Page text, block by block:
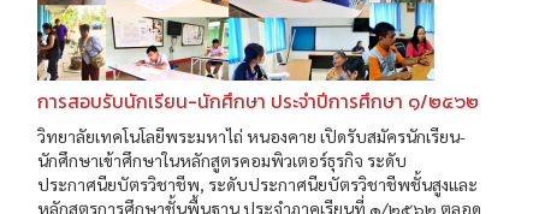
การสอบรับนักเรียน-นักศึกษา ประจำปีการศึกษา ๑/๒๕๖๒
วิทยาลัยเทคโนโลยีพระมหาไถ่ หนองคาย เปิดรับสมัครนักเรียน-
นักศึกษาเข้าศึกษาในหลักสูตรคอมพิวเตอร์ธุรกิจ ระดับ
ประกาศนียบัตรวิชาชีพ, ระดับประกาศนียบัตรวิชาชีพชั้นสูงและ
หลักสูตรการศึกษาชั้นพื้นฐาน ประจำภาคเรียนที่ ๑/๒๕๖๒ ตลอด